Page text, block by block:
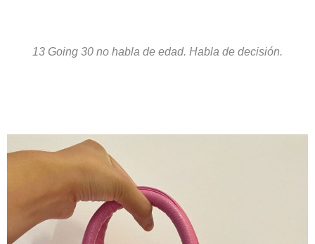
13 Going 30 no habla de edad. Habla de decisión.